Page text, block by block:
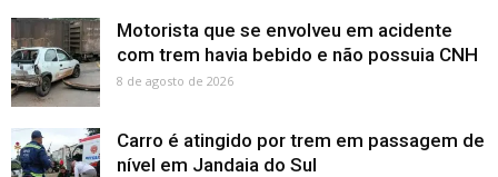
Motorista que se envolveu em acidente
com trem havia bebido e não possuia CNH
8 de agosto de 2026
Carro é atingido por trem em passagem de
nível em Jandaia do Sul